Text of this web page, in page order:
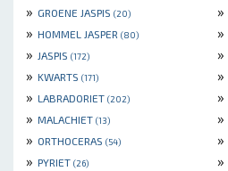
» GROENE JASPIS (20) »
» HOMMEL JASPER (80) »
» JASPIS (172) »
» KWARTS (171) »
» LABRADORIET (202) »
» MALACHIET (13) »
» ORTHOCERAS (54) »
» PYRIET (26) »